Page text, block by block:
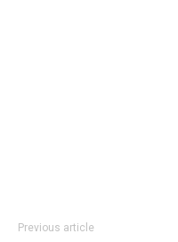
Previous article